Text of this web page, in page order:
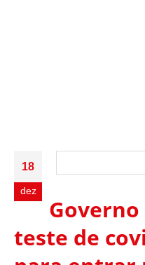
18
dez
teste de